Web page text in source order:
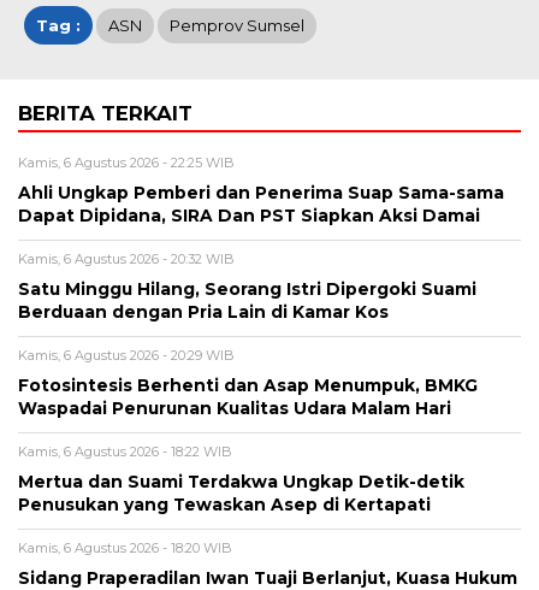
Tag : ASN Pemprov Sumsel
BERITA TERKAIT
Kamis, 6 Agustus 2026 - 22:25 WIB
Ahli Ungkap Pemberi dan Penerima Suap Sama-sama
Dapat Dipidana, SIRA Dan PST Siapkan Aksi Damai
Kamis, 6 Agustus 2026 - 20:32 WIB
Satu Minggu Hilang, Seorang Istri Dipergoki Suami
Berduaan dengan Pria Lain di Kamar Kos
Kamis, 6 Agustus 2026 - 20:29 WIB
Fotosintesis Berhenti dan Asap Menumpuk, BMKG
Waspadai Penurunan Kualitas Udara Malam Hari
Kamis, 6 Agustus 2026 - 18:22 WIB
Mertua dan Suami Terdakwa Ungkap Detik-detik
Penusukan yang Tewaskan Asep di Kertapati
Kamis, 6 Agustus 2026 - 18:20 WIB
Sidang Praperadilan Iwan Tuaji Berlanjut, Kuasa Hukum